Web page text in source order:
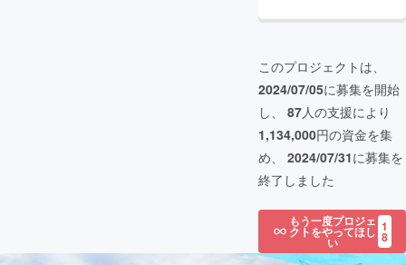
このプロジェクトは、
2024/07/05に募集を開始
し、 87人の支援により
1,134,000円の資金を集
め、 2024/07/31に募集を
終了しました
もう一度プロジェ
クトをやってほし
い
1
8